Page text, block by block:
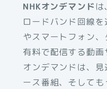
NHKオンデマンド
ロードバンド回線
やスマートフォン
有料で配信する動
オンデマンドは、
ース番組、そして